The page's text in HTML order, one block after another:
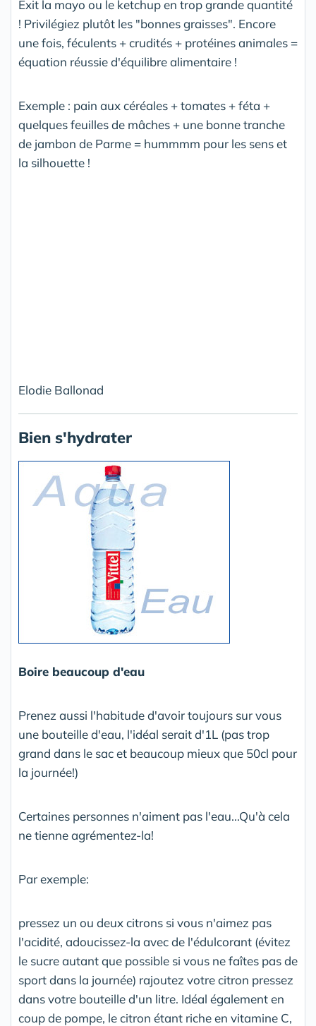
Exit la mayo ou le ketchup en trop grande quantité
! Privilégiez plutôt les "bonnes graisses". Encore
une fois, féculents + crudités + protéines animales =
équation réussie d'équilibre alimentaire !
Exemple : pain aux céréales + tomates + féta +
quelques feuilles de mâches + une bonne tranche
de jambon de Parme = hummmm pour les sens et
la silhouette !
Elodie Ballonad
Bien s'hydrater
Boire beaucoup d'eau
Prenez aussi l'habitude d'avoir toujours sur vous
une bouteille d'eau, l'idéal serait d'1L (pas trop
grand dans le sac et beaucoup mieux que 50cl pour
la journée!)
Certaines personnes n'aiment pas l'eau...Qu'à cela
ne tienne agrémentez-la!
Par exemple:
pressez un ou deux citrons si vous n'aimez pas
l'acidité, adoucissez-la avec de l'édulcorant (évitez
le sucre autant que possible si vous ne faîtes pas de
sport dans la journée) rajoutez votre citron pressez
dans votre bouteille d'un litre. Idéal également en
coup de pompe, le citron étant riche en vitamine C,